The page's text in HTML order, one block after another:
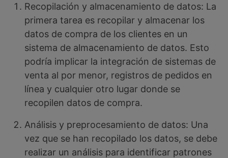
Recopilación y almacenamiento de datos: La
primera tarea es recopilar y almacenar los
datos de compra de los clientes en un
sistema de almacenamiento de datos. Esto
podría implicar la integración de sistemas de
venta al por menor, registros de pedidos en
línea y cualquier otro lugar donde se
recopilen datos de compra.
Análisis y preprocesamiento de datos: Una
vez que se han recopilado los datos, se debe
realizar un análisis para identificar patrones